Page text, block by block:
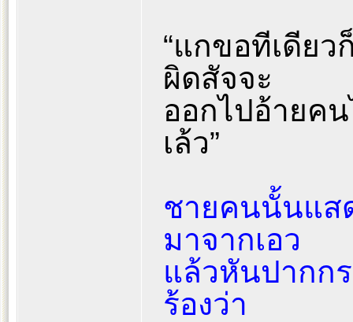
“แกขอทีเดีย
ผิดสัจจะ
ออกไปอ้ายค
เล้ว”
ชายคนนั้นแส
มาจากเอว
แล้วหันปากก
ร้องว่า